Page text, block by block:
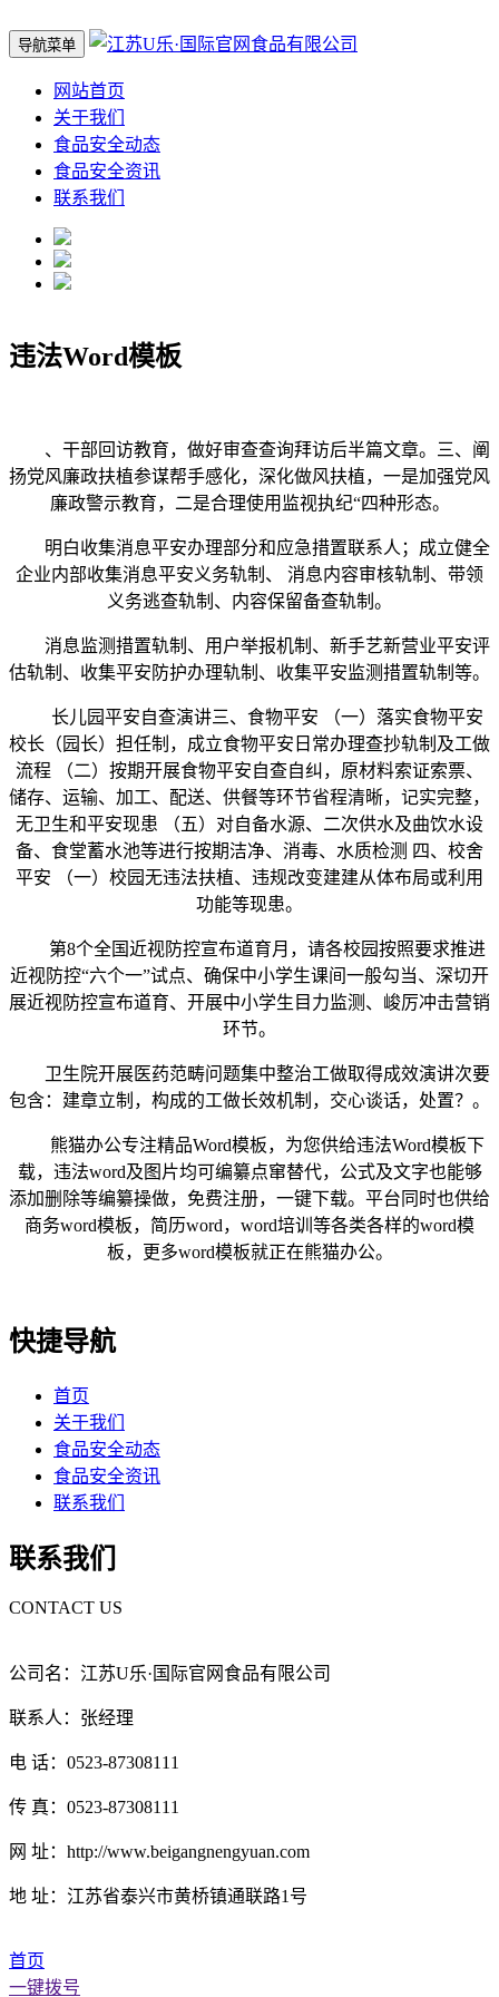
导航菜单
网站首页
关于我们
食品安全动态
食品安全资讯
联系我们
违法Word模板
、干部回访教育，做好审查查询拜访后半篇文章。三、阐
扬党风廉政扶植参谋帮手感化，深化做风扶植，一是加强党风
廉政警示教育，二是合理使用监视执纪“四种形态。
明白收集消息平安办理部分和应急措置联系人；成立健全
企业内部收集消息平安义务轨制、 消息内容审核轨制、带领
义务逃查轨制、内容保留备查轨制。
消息监测措置轨制、用户举报机制、新手艺新营业平安评
估轨制、收集平安防护办理轨制、收集平安监测措置轨制等。
长儿园平安自查演讲三、食物平安 （一）落实食物平安
校长（园长）担任制，成立食物平安日常办理查抄轨制及工做
流程 （二）按期开展食物平安自查自纠，原材料索证索票、
储存、运输、加工、配送、供餐等环节省程清晰，记实完整，
无卫生和平安现患 （五）对自备水源、二次供水及曲饮水设
备、食堂蓄水池等进行按期洁净、消毒、水质检测 四、校舍
平安 （一）校园无违法扶植、违规改变建建从体布局或利用
功能等现患。
第8个全国近视防控宣布道育月，请各校园按照要求推进
近视防控“六个一”试点、确保中小学生课间一般勾当、深切开
展近视防控宣布道育、开展中小学生目力监测、峻厉冲击营销
环节。
卫生院开展医药范畴问题集中整治工做取得成效演讲次要
包含：建章立制，构成的工做长效机制，交心谈话，处置？。
熊猫办公专注精品Word模板，为您供给违法Word模板下
载，违法word及图片均可编纂点窜替代，公式及文字也能够
添加删除等编纂操做，免费注册，一键下载。平台同时也供给
商务word模板，简历word，word培训等各类各样的word模
板，更多word模板就正在熊猫办公。
快捷导航
首页
关于我们
食品安全动态
食品安全资讯
联系我们
联系我们
CONTACT US
公司名：江苏U乐·国际官网食品有限公司
联系人：张经理
电 话：0523-87308111
传 真：0523-87308111
网 址：http://www.beigangnengyuan.com
地 址：江苏省泰兴市黄桥镇通联路1号
首页
一键拨号